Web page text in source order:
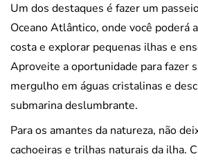
Um dos destaques é fazer um
Oceano Atlântico, onde você poderá
costa e explorar pequenas ilhas e
Aproveite a oportunidade para fazer
mergulho em águas cristalinas e
submarina deslumbrante.
Para os amantes da natureza, não
cachoeiras e trilhas naturais da ilha.